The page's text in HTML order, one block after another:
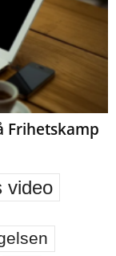
Frihetskamp
video